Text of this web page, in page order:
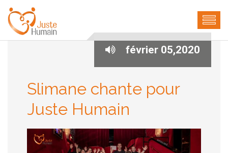
février 05,2020
Slimane chante pour
Juste Humain